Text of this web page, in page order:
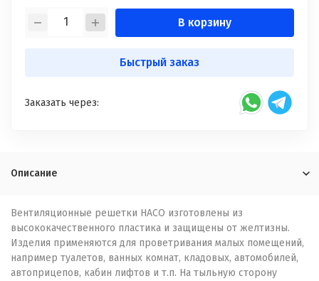
В корзину
Быстрый заказ
Заказать через:
Описание
Вентиляционные решетки HACO изготовлены из
высококачественного пластика и защищены от желтизны.
Изделия применяются для проветривания малых помещений,
например туалетов, ванных комнат, кладовых, автомобилей,
автоприцепов, кабин лифтов и т.п. На тыльную сторону